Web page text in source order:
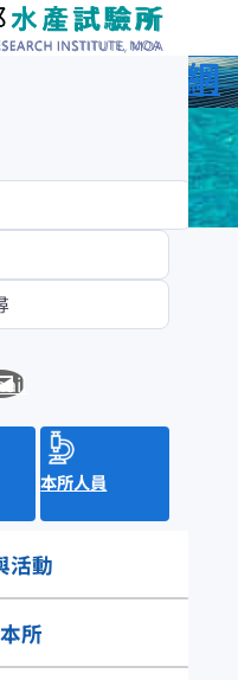
所全球資訊網
本所人員
活動
所